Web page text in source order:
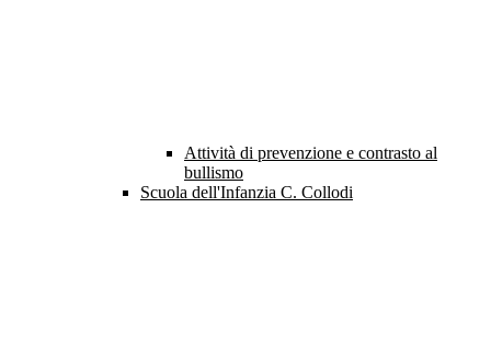
Attività di prevenzione e contrasto al
bullismo
Scuola dell'Infanzia C. Collodi